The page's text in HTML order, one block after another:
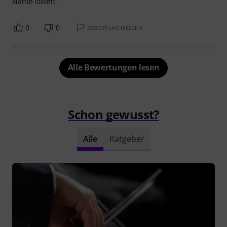
0 0 BEWERTUNG MELDEN
Alle Bewertungen lesen
Schon gewusst?
Alle Ratgeber